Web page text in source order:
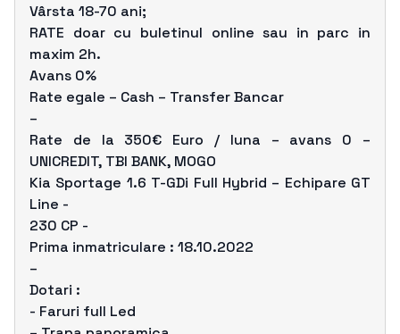
Vârsta 18-70 ani;
RATE doar cu buletinul online sau in parc in
maxim 2h.
Avans 0%
Rate egale – Cash – Transfer Bancar
–
Rate de la 350€ Euro / luna – avans 0 –
UNICREDIT, TBI BANK, MOGO
Kia Sportage 1.6 T-GDi Full Hybrid – Echipare GT
Line -
230 CP -
Prima inmatriculare : 18.10.2022
–
Dotari :
- Faruri full Led